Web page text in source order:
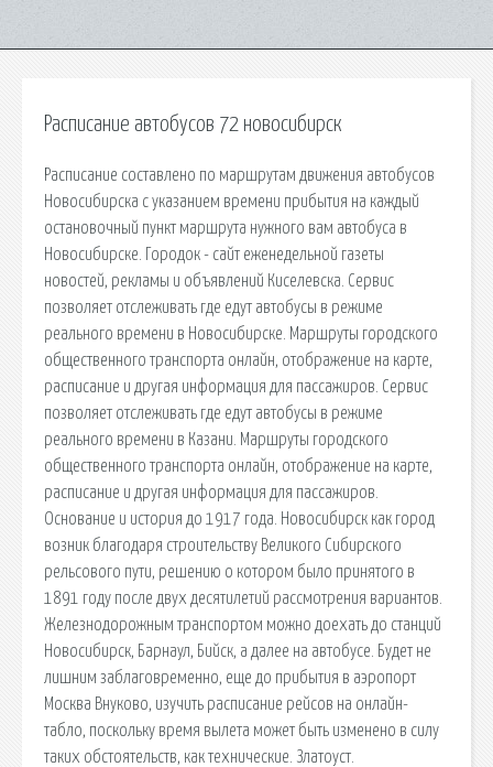
Расписание автобусов 72 новосибирск
Расписание составлено по маршрутам движения автобусов
Новосибирска с указанием времени прибытия на каждый
остановочный пункт маршрута нужного вам автобуса в
Новосибирске. Городок - сайт еженедельной газеты
новостей, рекламы и объявлений Киселевска. Сервис
позволяет отслеживать где едут автобусы в режиме
реального времени в Новосибирске. Маршруты городского
общественного транспорта онлайн, отображение на карте,
расписание и другая информация для пассажиров. Сервис
позволяет отслеживать где едут автобусы в режиме
реального времени в Казани. Маршруты городского
общественного транспорта онлайн, отображение на карте,
расписание и другая информация для пассажиров.
Основание и история до 1917 года. Новосибирск как город
возник благодаря строительству Великого Сибирского
рельсового пути, решению о котором было принятого в
1891 году после двух десятилетий рассмотрения вариантов.
Железнодорожным транспортом можно доехать до станций
Новосибирск, Барнаул, Бийск, а далее на автобусе. Будет не
лишним заблаговременно, еще до прибытия в аэропорт
Москва Внуково, изучить расписание рейсов на онлайн-
табло, поскольку время вылета может быть изменено в силу
таких обстоятельств, как технические. Златоуст.